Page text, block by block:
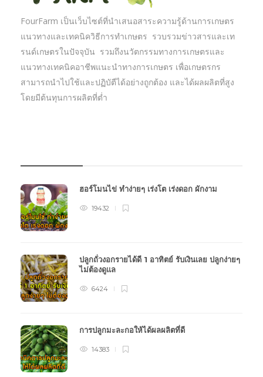
FourFarm เป็นเว็บไซต์ที่นำเสนอสาระความรู้ด้านการเกษตร
แนวทางและเทคนิควิธีการทำเกษตร รวบรวมข่าวสารและเท
รนด์เกษตรในปัจจุบัน รวมถึงนวัตกรรมทางการเกษตรและ
แนวทางเทคนิคอาชีพแนะนำทางการเกษตร เพื่อเกษตรกร
สามารถนำไปใช้และปฏิบัตืได้อย่างถูกต้อง และได้ผลผลิตที่สูง
โดยมีต้นทุนการผลิตที่ต่ำ
ฮอร์โมนไข่ ทำง่ายๆ เร่งโต เร่งดอก ผักงาม
19432
ปลูกถั่วงอกรายได้ดี 1 อาทิตย์ รับเงินเลย ปลูกง่ายๆ
ไม่ต้องดูแล
6424
การปลูกมะละกอให้ได้ผลผลิตที่ดี
14383